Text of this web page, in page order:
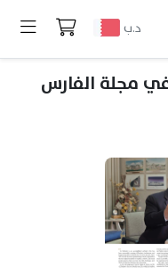
د.ب
مجلة الفارس